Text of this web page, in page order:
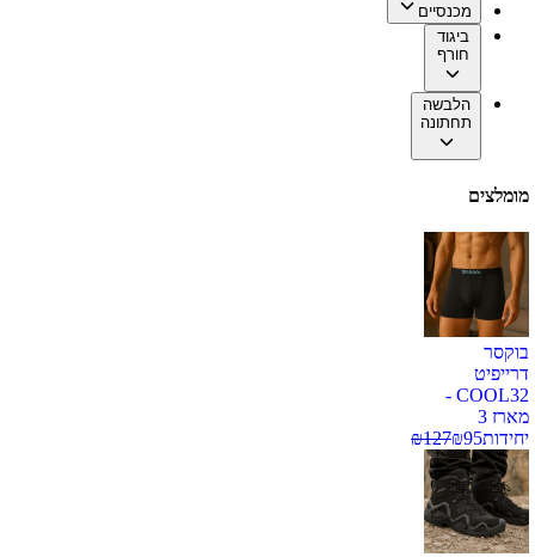
מכנסיים
ביגוד
חורף
הלבשה
תחתונה
מומלצים
בוקסר
דרייפיט
COOL32 -
מארז 3
יחידות
₪95
₪127